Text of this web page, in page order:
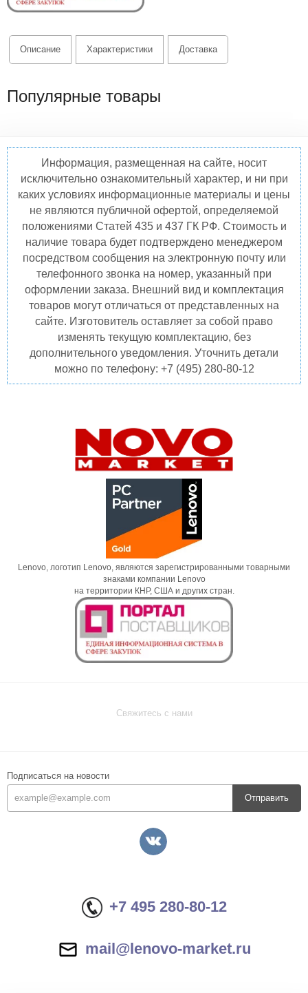
Описание Характеристики Доставка
Популярные товары
Информация, размещенная на сайте, носит
исключительно ознакомительный характер, и ни при
каких условиях информационные материалы и цены
не являются публичной офертой, определяемой
положениями Статей 435 и 437 ГК РФ. Стоимость и
наличие товара будет подтверждено менеджером
посредством сообщения на электронную почту или
телефонного звонка на номер, указанный при
оформлении заказа. Внешний вид и комплектация
товаров могут отличаться от представленных на
сайте. Изготовитель оставляет за собой право
изменять текущую комплектацию, без
дополнительного уведомления. Уточнить детали
можно по телефону: +7 (495) 280-80-12
Lenovo, логотип Lenovo, являются зарегистрированными товарными
знаками компании Lenovo
на территории КНР, США и других стран.
Свяжитесь с нами
Подписаться на новости
Отправить
+7 495 280-80-12
mail@lenovo-market.ru